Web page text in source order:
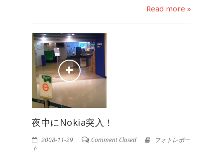
Read more »
夜中にNokia突入！
2008-11-29 Comment Closed
フォトレポー
ト